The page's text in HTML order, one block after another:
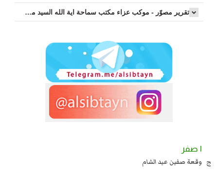
تقرير مصوّر - موكب عزاء مکتب سماحة اية الله السيد مرتضى الموسوي الاصفهاني في يوم إستشهاد السيدة فاطم...
عند يزيد شهادة زيد بن علي بن الحسين عليهما السلام قتل صاحب الزنج